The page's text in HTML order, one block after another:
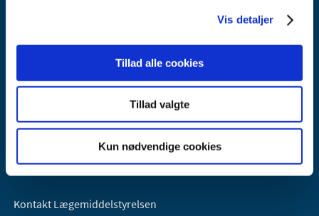
Vis detaljer
Tillad alle cookies
Tillad valgte
Kun nødvendige cookies
Lægemiddelstyrelsen
2300 København S
Lægemiddelstyrelsen er en del af
Sundheds- og Kirkeministeriet.
Kontakt Lægemiddelstyrelsen